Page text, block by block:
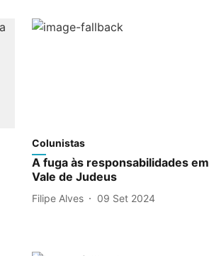
Colunistas
A fuga às responsabilidades em
Vale de Judeus
Filipe Alves 09 Set 2024